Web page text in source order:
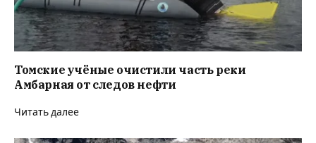
Томские учёные очистили часть реки
Амбарная от следов нефти
Читать далее